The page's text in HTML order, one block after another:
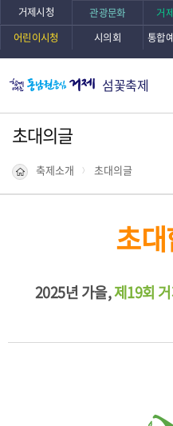
거제시청 관광문화 거
어린이시청
시의회 통합
섬꽃축제
초대의글
축제소개 초대의글
초
2025년 가을,제19회